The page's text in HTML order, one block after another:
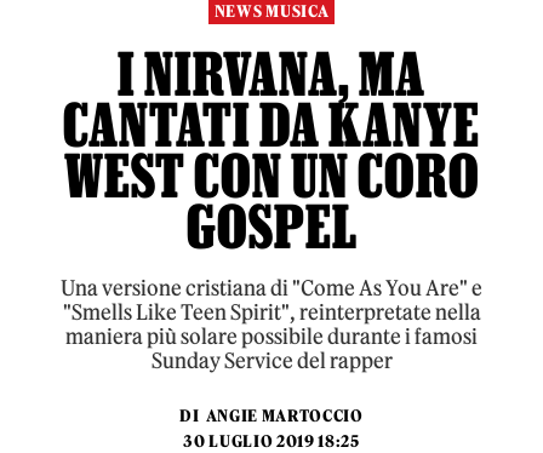
NEWS MUSICA
I NIRVANA, MA
CANTATI DA KANYE
WEST CON UN CORO
GOSPEL
Una versione cristiana di "Come As You Are" e
"Smells Like Teen Spirit", reinterpretate nella
maniera più solare possibile durante i famosi
Sunday Service del rapper
DI ANGIE MARTOCCIO
30 LUGLIO 2019 18:25